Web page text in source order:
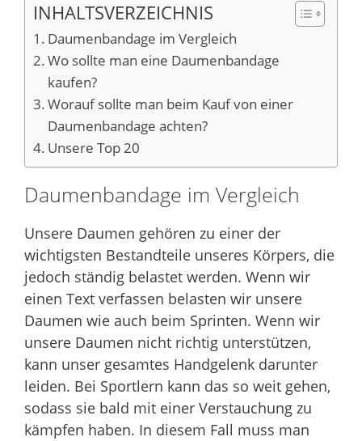
INHALTSVERZEICHNIS
Daumenbandage im Vergleich
Wo sollte man eine Daumenbandage
kaufen?
Worauf sollte man beim Kauf von einer
Daumenbandage achten?
Unsere Top 20
Daumenbandage im Vergleich
Unsere Daumen gehören zu einer der
wichtigsten Bestandteile unseres Körpers, die
jedoch ständig belastet werden. Wenn wir
einen Text verfassen belasten wir unsere
Daumen wie auch beim Sprinten. Wenn wir
unsere Daumen nicht richtig unterstützen,
kann unser gesamtes Handgelenk darunter
leiden. Bei Sportlern kann das so weit gehen,
sodass sie bald mit einer Verstauchung zu
kämpfen haben. In diesem Fall muss man